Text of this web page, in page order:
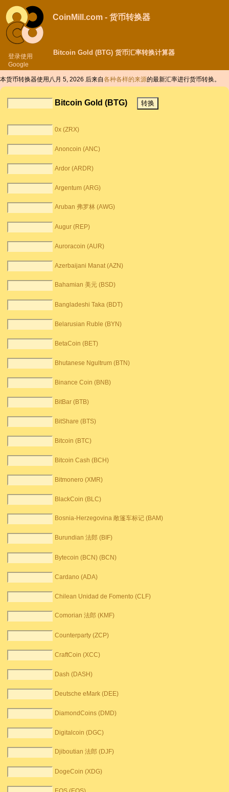
登录使用
Google
CoinMill.com - 货币转换器
Bitcoin Gold (BTG) 货币汇率转换计算器
本货币转换器使用八月 5, 2026 后来自各种各样的来源的最新汇率进行货币转换。
Bitcoin Gold (BTG)
0x (ZRX)
Anoncoin (ANC)
Ardor (ARDR)
Argentum (ARG)
Aruban 弗罗林 (AWG)
Augur (REP)
Auroracoin (AUR)
Azerbaijani Manat (AZN)
Bahamian 美元 (BSD)
Bangladeshi Taka (BDT)
Belarusian Ruble (BYN)
BetaCoin (BET)
Bhutanese Ngultrum (BTN)
Binance Coin (BNB)
BitBar (BTB)
BitShare (BTS)
Bitcoin (BTC)
Bitcoin Cash (BCH)
Bitmonero (XMR)
BlackCoin (BLC)
Bosnia-Herzegovina 敞篷车标记 (BAM)
Burundian 法郎 (BIF)
Bytecoin (BCN) (BCN)
Cardano (ADA)
Chilean Unidad de Fomento (CLF)
Comorian 法郎 (KMF)
Counterparty (ZCP)
CraftCoin (XCC)
Dash (DASH)
Deutsche eMark (DEE)
DiamondCoins (DMD)
Digitalcoin (DGC)
Djiboutian 法郎 (DJF)
DogeCoin (XDG)